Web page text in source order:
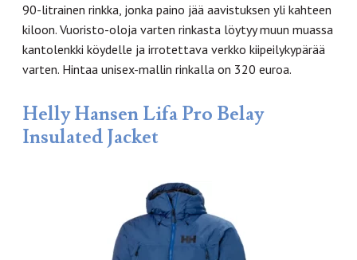
90-litrainen rinkka, jonka paino jää aavistuksen yli kahteen
kiloon. Vuoristo-oloja varten rinkasta löytyy muun muassa
kantolenkki köydelle ja irrotettava verkko kiipeilykypärää
varten. Hintaa unisex-mallin rinkalla on 320 euroa.
Helly Hansen Lifa Pro Belay
Insulated Jacket